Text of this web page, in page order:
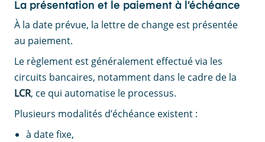
La présentation et le paiement à l’échéance
À la date prévue, la lettre de change est présentée
au paiement.
Le règlement est généralement effectué via les
circuits bancaires, notamment dans le cadre de la
LCR, ce qui automatise le processus.
Plusieurs modalités d’échéance existent :
à date fixe,